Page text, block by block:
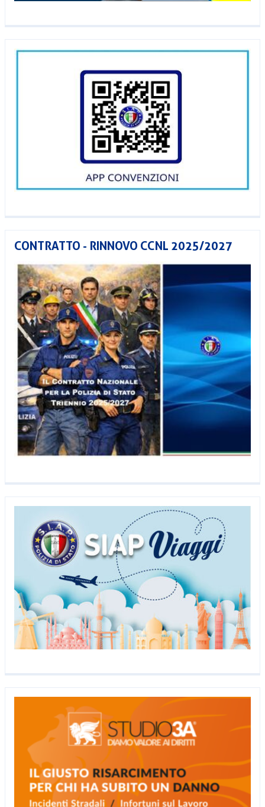
CONTRATTO - RINNOVO CCNL 2025/2027